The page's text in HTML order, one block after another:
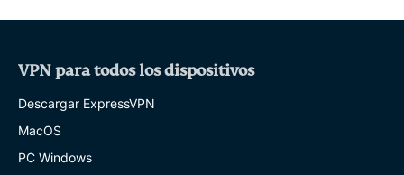
VPN para todos los dispositivos
Descargar ExpressVPN
MacOS
PC Windows